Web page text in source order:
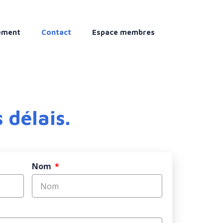
Contact Espace membres
délais.
Nom